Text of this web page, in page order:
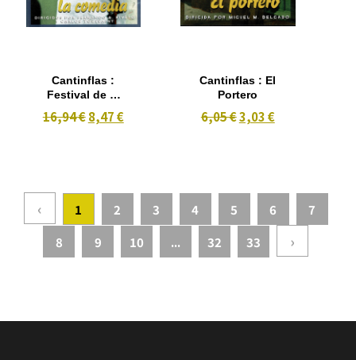
Cantinflas :
Festival de la
Comedia
16,94 € 8,47 €
Cantinflas : El
Portero
6,05 €3,03 €
‹ 1 2 3 4 5 6
7
8
9 10 ... 32 33 ›